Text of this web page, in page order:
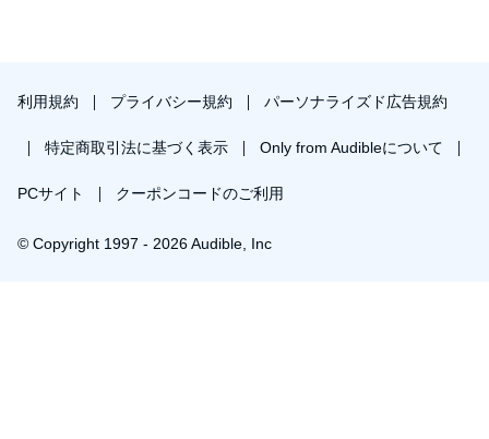
利用規約 プライバシー規約 パーソナライズド広告規約
特定商取引法に基づく表示 Only from Audibleについて
PCサイト クーポンコードのご利用
© Copyright 1997 - 2026 Audible, Inc